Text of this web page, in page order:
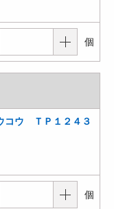
個
コウ ＴＰ１２４３
個